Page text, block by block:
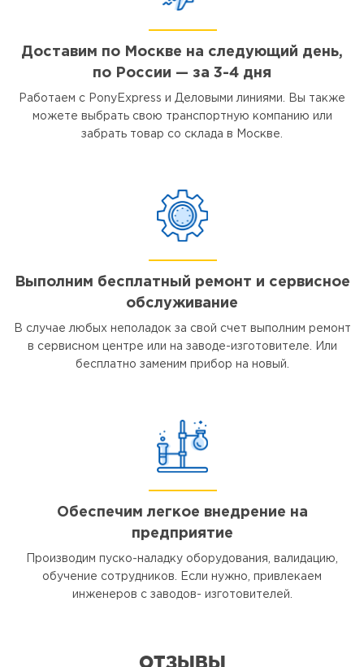
Доставим по Москве на следующий день,
по России — за 3-4 дня
Работаем с PonyExpress и Деловыми линиями. Вы также
можете выбрать свою транспортную компанию или
забрать товар со склада в Москве.
Выполним бесплатный ремонт и сервисное
обслуживание
В случае любых неполадок за свой счет выполним ремонт
в сервисном центре или на заводе-изготовителе. Или
бесплатно заменим прибор на новый.
Обеспечим легкое внедрение на
предприятие
Производим пуско-наладку оборудования, валидацию,
обучение сотрудников. Если нужно, привлекаем
инженеров с заводов- изготовителей.
ОТЗЫВЫ